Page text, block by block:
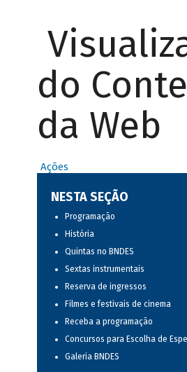
do
da Web
Ações
NESTA SEÇÃO
Programação
História
Quintas no BNDES
Sextas instrumentais
Reserva de ingressos
Filmes e festivais de cinema
Receba a programação
Concursos para Escolha de
Galeria BNDES